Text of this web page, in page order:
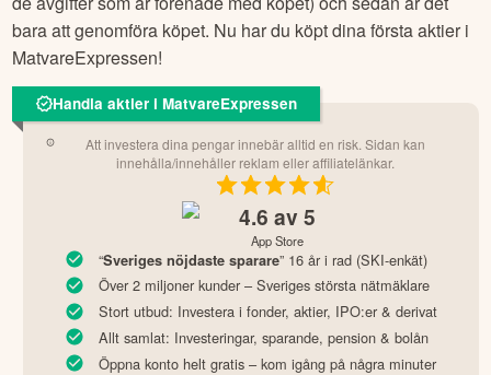
bara att genomföra köpet. Nu har du köpt dina första aktier i
MatvareExpressen!
Handla aktier i MatvareExpressen
Att investera dina pengar innebär alltid en risk. Sidan kan
innehålla/innehåller reklam eller affiliatelänkar.
4.6 av 5
App Store
“Sveriges nöjdaste sparare” 16 år i rad (SKI-enkät)
Över 2 miljoner kunder – Sveriges största nätmäklare
Stort utbud: Investera i fonder, aktier, IPO:er & derivat
Allt samlat: Investeringar, sparande, pension & bolån
Öppna konto helt gratis – kom igång på några minuter